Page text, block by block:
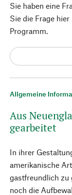
Allgemeine
Aus
gearbeitet
In ihrer
amerikanische
gastfreundlich zu
noch die
Sie haben eine
Sie die Frage
Programm.